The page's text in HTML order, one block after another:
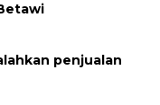
penjualan